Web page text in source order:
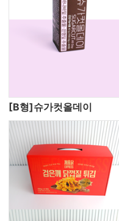
[B형]슈가컷올데이